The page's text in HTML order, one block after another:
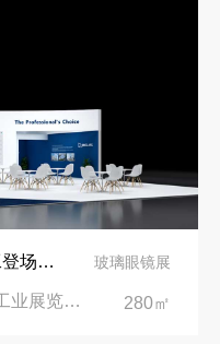
德国展览设计搭建 | 见证精工登场玻璃工业展览会 Glasstec 2024 玻璃眼镜展
2024年德国杜塞尔多夫玻璃工业展览会Glasstec|德国杜塞尔多夫会展中心 280㎡